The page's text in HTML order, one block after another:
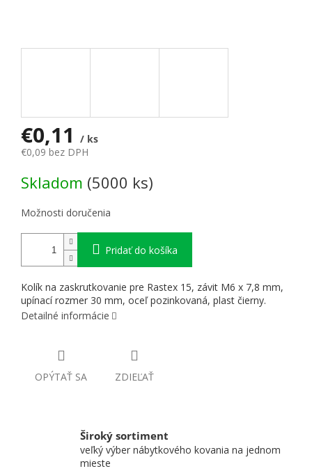
€0,11
/ ks
€0,09 bez DPH
Skladom (5000 ks)
Možnosti doručenia
Pridať do košíka
Kolík na zaskrutkovanie pre Rastex 15, závit M6 x 7,8 mm,
upínací rozmer 30 mm, oceľ pozinkovaná, plast čierny.
Detailné informácie
OPÝTAŤ SA ZDIEĽAŤ
Široký sortiment
veľký výber nábytkového kovania na jednom
mieste